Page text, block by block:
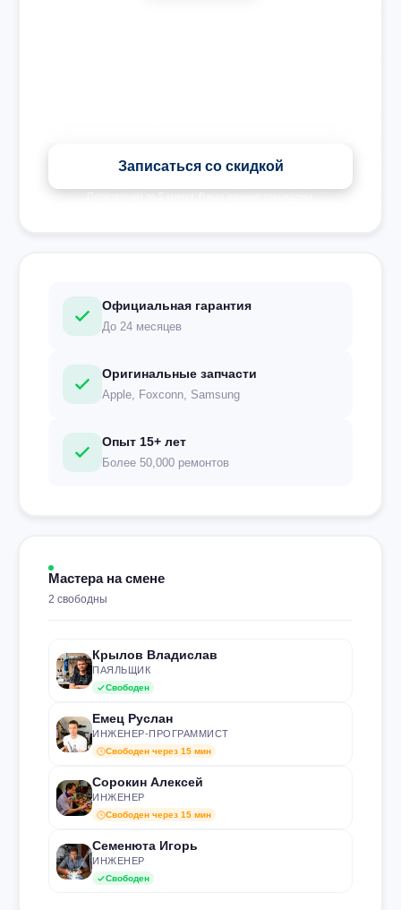
Записаться со скидкой
Перезвоним за 5 минут. Ваши данные защищены.
Официальная гарантия
До 24 месяцев
Оригинальные запчасти
Apple, Foxconn, Samsung
Опыт 15+ лет
Более 50,000 ремонтов
Мастера на смене
2 свободны
Крылов Владислав
ПАЯЛЬЩИК
Свободен
Емец Руслан
ИНЖЕНЕР-ПРОГРАММИСТ
Свободен через 15 мин
Сорокин Алексей
ИНЖЕНЕР
Свободен через 15 мин
Семенюта Игорь
ИНЖЕНЕР
Свободен